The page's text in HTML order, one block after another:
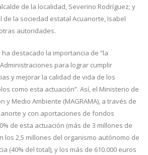
de la localidad, Severino Rodríguez; y
de la sociedad estatal Acuanorte, Isabel
autoridades.
ha destacado la importancia de “la
para lograr cumplir
y mejorar la calidad de vida de los
como esta actuación”. Así, el Ministerio de
y Medio Ambiente (MAGRAMA), a través de
y con aportaciones de fondos
de esta actuación (más de 3 millones de
los 2,5 millones del organismo autónomo de
(40% del total), y los más de 610.000 euros